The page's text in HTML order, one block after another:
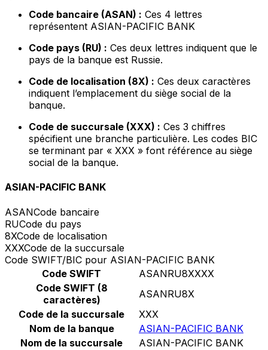
Code bancaire (ASAN) : Ces 4 lettres
représentent ASIAN-PACIFIC BANK
Code pays (RU) : Ces deux lettres indiquent que le
pays de la banque est Russie.
Code de localisation (8X) : Ces deux caractères
indiquent l’emplacement du siège social de la
banque.
Code de succursale (XXX) : Ces 3 chiffres
spécifient une branche particulière. Les codes BIC
se terminant par « XXX » font référence au siège
social de la banque.
ASIAN-PACIFIC BANK
ASANCode bancaire
RUCode du pays
8XCode de localisation
XXXCode de la succursale
Code SWIFT/BIC pour ASIAN-PACIFIC BANK
Code SWIFT
ASANRU8XXXX
Code SWIFT (8
caractères)
ASANRU8X
Code de la succursale
XXX
Nom de la banque
ASIAN-PACIFIC BANK
Nom de la succursale
ASIAN-PACIFIC BANK